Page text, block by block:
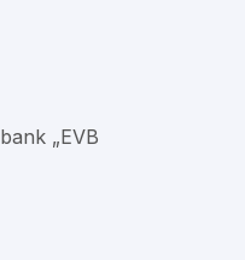
„EVB